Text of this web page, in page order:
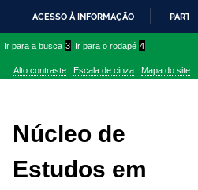
PARA
CONTEÚDO
ACESSO À INFORMAÇÃO
Ir para a busca 3 Ir para o rodapé 4
Alto contraste Escala de cinza Mapa do site
Núcleo de
Estudos em